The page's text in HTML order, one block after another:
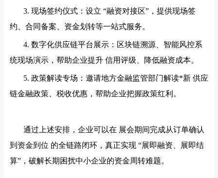
3. 现场签约仪式：设立 “融资对接区”，提供现场签
约、合同备案、资金划转等一站式服务。
4. 数字化供应链平台展示：区块链溯源、智能风控系
统现场演示，帮助企业提升 信用评级、降低融资成本。
5. 政策解读专场：邀请地方金融监管部门解读*新 供应
链金融政策、税收优惠，帮助企业把握政策红利。
通过上述安排，企业可以在 展会期间完成从订单确认
到资金到位 的全链路闭环，真正实现 “展即融资、展即结
算”，破解长期困扰中小企业的资金周转难题。